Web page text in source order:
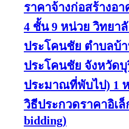
ราคาจ้างก่อสร้างอ
4 ชั้น 9 หน่วย วิทยา
ประโคนชัย ตำบลบ้า
ประโคนชัย จังหวัด
ประมาณที่พับไป) 1
วิธีประกวดราคาอิเ
bidding)